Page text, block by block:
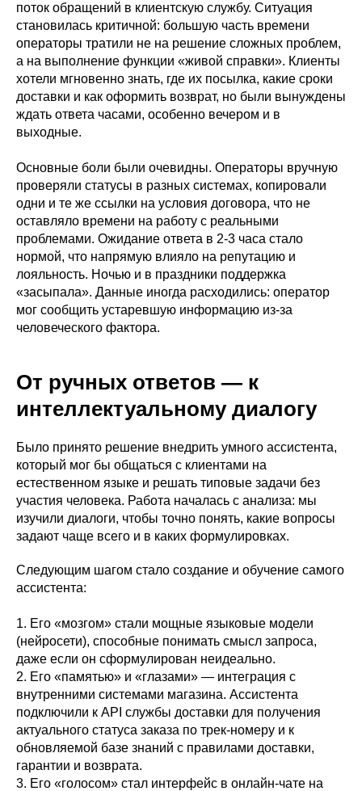
поток обращений в клиентскую службу. Ситуация
становилась критичной: большую часть времени
операторы тратили не на решение сложных проблем,
а на выполнение функции «живой справки». Клиенты
хотели мгновенно знать, где их посылка, какие сроки
доставки и как оформить возврат, но были вынуждены
ждать ответа часами, особенно вечером и в
выходные.
Основные боли были очевидны. Операторы вручную
проверяли статусы в разных системах, копировали
одни и те же ссылки на условия договора, что не
оставляло времени на работу с реальными
проблемами. Ожидание ответа в 2-3 часа стало
нормой, что напрямую влияло на репутацию и
лояльность. Ночью и в праздники поддержка
«засыпала». Данные иногда расходились: оператор
мог сообщить устаревшую информацию из-за
человеческого фактора.
От ручных ответов — к
интеллектуальному диалогу
Было принято решение внедрить умного ассистента,
который мог бы общаться с клиентами на
естественном языке и решать типовые задачи без
участия человека. Работа началась с анализа: мы
изучили диалоги, чтобы точно понять, какие вопросы
задают чаще всего и в каких формулировках.
Следующим шагом стало создание и обучение самого
ассистента:
1. Его «мозгом» стали мощные языковые модели
(нейросети), способные понимать смысл запроса,
даже если он сформулирован неидеально.
2. Его «памятью» и «глазами» — интеграция с
внутренними системами магазина. Ассистента
подключили к API службы доставки для получения
актуального статуса заказа по трек-номеру и к
обновляемой базе знаний с правилами доставки,
гарантии и возврата.
3. Его «голосом» стал интерфейс в онлайн-чате на